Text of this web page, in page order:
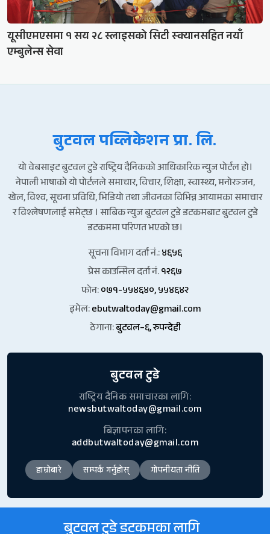
यूसीएमएसमा १ सय २८ स्लाइसको सिटी स्क्यानसहित नयाँ
एम्बुलेन्स सेवा
बुटवल पव्लिकेशन प्रा. लि.
यो वेबसाइट बुटवल टुडे राष्ट्रिय दैनिकको आधिकारिक न्युज पोर्टल हो।
नेपाली भाषाको यो पोर्टलले समाचार, विचार, शिक्षा, स्वास्थ्य, मनोरञ्जन,
खेल, विश्व, सूचना प्रविधि, भिडियो तथा जीवनका विभिन्न आयामका समाचार
र विश्लेषणलाई समेट्छ । साबिक न्युज बुटवल टुडे डटकमबाट बुटवल टुडे
डटकममा परिणत भएको छ।
सूचना विभाग दर्ता नं.:४६५६
प्रेस काउन्सिल दर्ता नं.१२६७
फोन:०७१-५५४६४०, ५५४६४२
इमेल:ebutwaltoday@gmail.com
ठेगाना:बुटवल–६, रुपन्देही
बुटवल टुडे
राष्ट्रिय दैनिक समाचारका लागि:
newsbutwaltoday@gmail.com
बिज्ञापनका लागि:
addbutwaltoday@gmail.com
हाम्रोबारे सम्पर्क गर्नुहोस् गोपनीयता नीति